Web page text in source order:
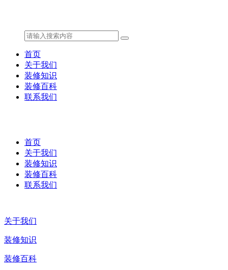
首页
关于我们
装修知识
装修百科
联系我们
首页
关于我们
装修知识
装修百科
联系我们
关于我们
装修知识
装修百科